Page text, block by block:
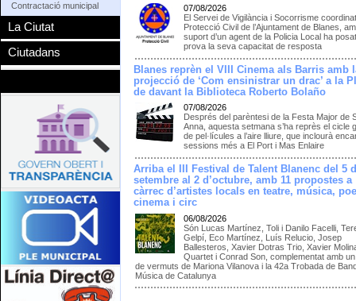
Contractació municipal
La Ciutat
Ciutadans
07/08/2026
El Servei de Vigilància i Socorrisme
Protecció Civil de l’Ajuntament de Blanes,
suport d’un agent de la Policia Local ha
prova la seva capacitat de resposta
Blanes reprèn el VIII Cinema als Barris amb
projecció de ‘Com ensinistrar un drac’ a la
de davant la Biblioteca Roberto Bolaño
07/08/2026
Després del parèntesi de la Festa Major de
Anna, aquesta setmana s’ha reprès el cicle
de pel·lícules a l’aire lliure, que inclourà
sessions més a El Port i Mas Enlaire
Arriba el III Festival de Talent Blanenc del 5
setembre al 2 d’octubre, amb 11 propostes a
càrrec d’artistes locals en teatre, música,
cinema i circ
06/08/2026
Són Lucas Martínez, Toli i Danilo Facelli,
Gelpí, Eco Martínez, Luís Relucio, Josep
Ballesteros, Xavier Dotras Trio, Xavier
Quartet i Conrad Son, complementat amb
de vermuts de Mariona Vilanova i la 42a Trobada de
Música de Catalunya